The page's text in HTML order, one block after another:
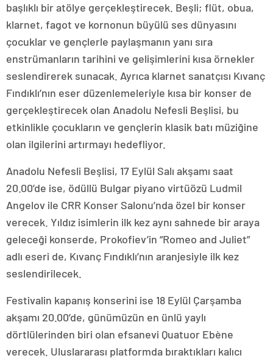
başlıklı bir atölye gerçekleştirecek. Beşli; flüt, obua,
klarnet, fagot ve kornonun büyülü ses dünyasını
çocuklar ve gençlerle paylaşmanın yanı sıra
enstrümanların tarihini ve gelişimlerini kısa örnekler
seslendirerek sunacak. Ayrıca klarnet sanatçısı Kıvanç
Fındıklı’nın eser düzenlemeleriyle kısa bir konser de
gerçekleştirecek olan Anadolu Nefesli Beşlisi, bu
etkinlikle çocukların ve gençlerin klasik batı müziğine
olan ilgilerini artırmayı hedefliyor.
Anadolu Nefesli Beşlisi, 17 Eylül Salı akşamı saat
20.00’de ise, ödüllü Bulgar piyano virtüözü Ludmil
Angelov ile CRR Konser Salonu’nda özel bir konser
verecek. Yıldız isimlerin ilk kez aynı sahnede bir araya
geleceği konserde, Prokofiev’in “Romeo and Juliet”
adlı eseri de, Kıvanç Fındıklı’nın aranjesiyle ilk kez
seslendirilecek.
Festivalin kapanış konserini ise 18 Eylül Çarşamba
akşamı 20.00’de, günümüzün en ünlü yaylı
dörtlülerinden biri olan efsanevi Quatuor Ebène
verecek. Uluslararası platformda bıraktıkları kalıcı